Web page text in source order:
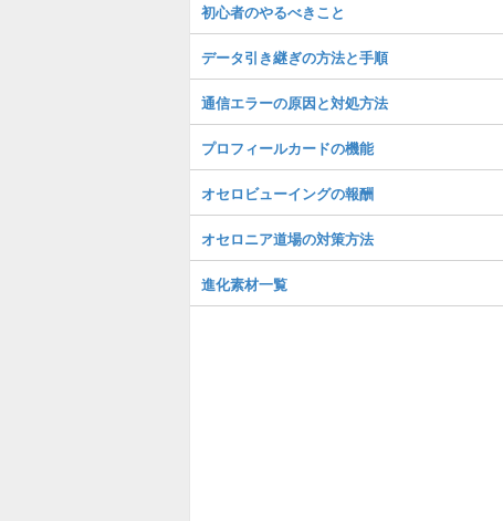
初心者のやるべきこと
データ引き継ぎの方法と手順
通信エラーの原因と対処方法
プロフィールカードの機能
オセロビューイングの報酬
オセロニア道場の対策方法
進化素材一覧